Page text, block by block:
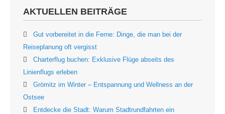
AKTUELLEN BEITRÄGE
Gut vorbereitet in die Ferne: Dinge, die man bei der
Reiseplanung oft vergisst
Charterflug buchen: Exklusive Flüge abseits des
Linienflugs erleben
Grömitz im Winter – Entspannung und Wellness an der
Ostsee
Entdecke die Stadt: Warum Stadtrundfahrten ein